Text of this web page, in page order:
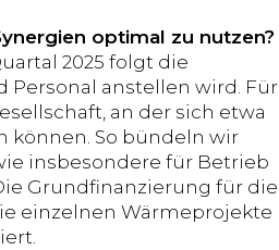
optimal zu nutzen?
2025 folgt die
Personal anstellen wird. Für
an der sich etwa
So bündeln wir
insbesondere für Betrieb
Grundfinanzierung für die
einzelnen Wärmeprojekte